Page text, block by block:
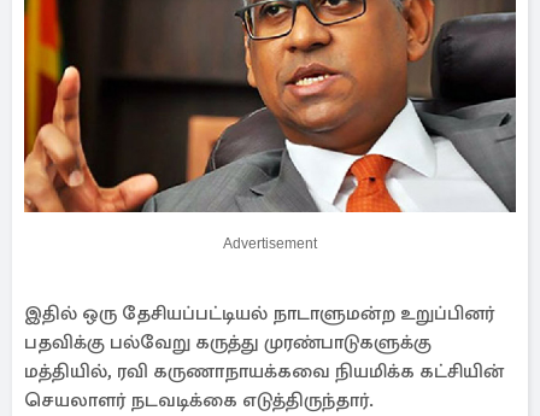
Advertisement
இதில் ஒரு தேசியப்பட்டியல் நாடாளுமன்ற உறுப்பினர்
பதவிக்கு பல்வேறு கருத்து முரண்பாடுகளுக்கு
மத்தியில், ரவி கருணாநாயக்கவை நியமிக்க கட்சியின்
செயலாளர் நடவடிக்கை எடுத்திருந்தார்.